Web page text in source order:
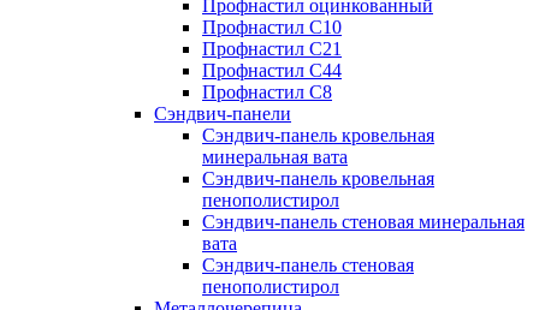
Профнастил оцинкованный
Профнастил С10
Профнастил С21
Профнастил С44
Профнастил С8
Сэндвич-панели
Сэндвич-панель кровельная
минеральная вата
Сэндвич-панель кровельная
пенополистирол
Сэндвич-панель стеновая минеральная
вата
Сэндвич-панель стеновая
пенополистирол